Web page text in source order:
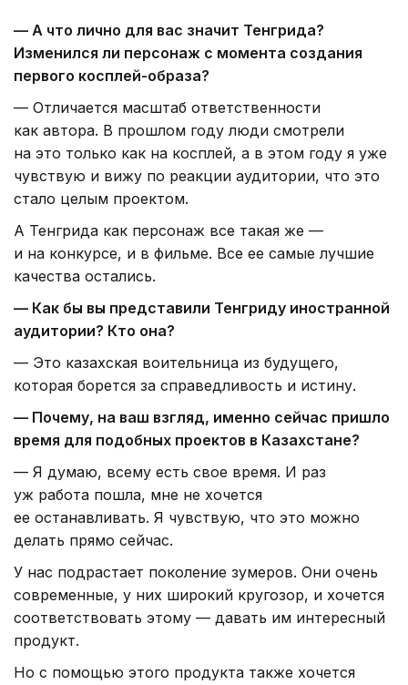
— А что лично для вас значит Тенгрида?
Изменился ли персонаж с момента создания
первого косплей-образа?
— Отличается масштаб ответственности
как автора. В прошлом году люди смотрели
на это только как на косплей, а в этом году я уже
чувствую и вижу по реакции аудитории, что это
стало целым проектом.
А Тенгрида как персонаж все такая же —
и на конкурсе, и в фильме. Все ее самые лучшие
качества остались.
— Как бы вы представили Тенгриду иностранной
аудитории? Кто она?
— Это казахская воительница из будущего,
которая борется за справедливость и истину.
— Почему, на ваш взгляд, именно сейчас пришло
время для подобных проектов в Казахстане?
— Я думаю, всему есть свое время. И раз
уж работа пошла, мне не хочется
ее останавливать. Я чувствую, что это можно
делать прямо сейчас.
У нас подрастает поколение зумеров. Они очень
современные, у них широкий кругозор, и хочется
соответствовать этому — давать им интересный
продукт.
Но с помощью этого продукта также хочется